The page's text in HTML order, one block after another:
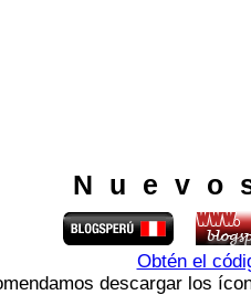
Obtén el
descargar los